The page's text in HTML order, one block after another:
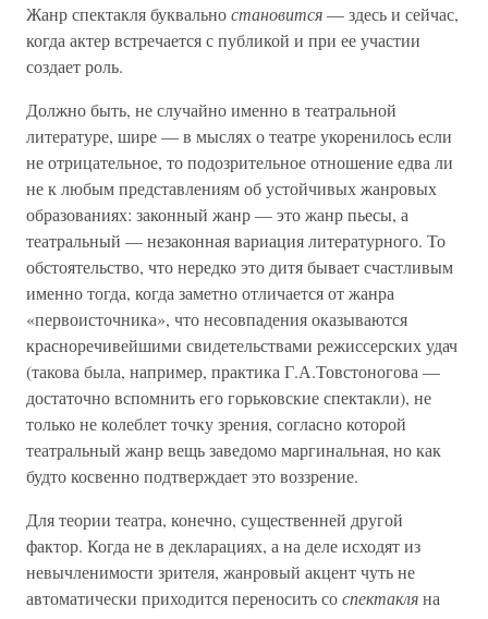
Жанр спектакля буквальностановится— здесь и сейчас,
когда актер встречается с публикой и при ее участии
создает роль.
Должно быть, не случайно именно в театральной
литературе, шире — в мыслях о театре укоренилось если
не отрицательное, то подозрительное отношение едва ли
не к любым представлениям об устойчивых жанровых
образованиях: законный жанр — это жанр пьесы, а
театральный — незаконная вариация литературного. То
обстоятельство, что нередко это дитя бывает счастливым
именно тогда, когда заметно отличается от жанра
«первоисточника», что несовпадения оказываются
красноречивейшими свидетельствами режиссерских удач
(такова была, например, практика Г.А.Товстоногова —
достаточно вспомнить его горьковские спектакли), не
только не колеблет точку зрения, согласно которой
театральный жанр вещь заведомо маргинальная, но как
будто косвенно подтверждает это воззрение.
Для теории театра, конечно, существенней другой
фактор. Когда не в декларациях, а на деле исходят из
невычленимости зрителя, жанровый акцент чуть не
автоматически приходится переносить соспектакляна